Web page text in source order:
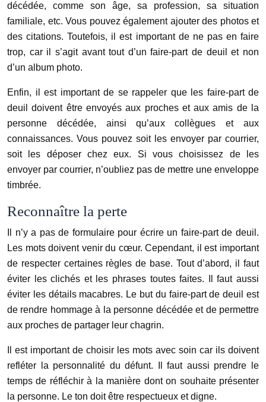
décédée, comme son âge, sa profession, sa situation
familiale, etc. Vous pouvez également ajouter des photos et
des citations. Toutefois, il est important de ne pas en faire
trop, car il s’agit avant tout d’un faire-part de deuil et non
d’un album photo.
Enfin, il est important de se rappeler que les faire-part de
deuil doivent être envoyés aux proches et aux amis de la
personne décédée, ainsi qu’aux collègues et aux
connaissances. Vous pouvez soit les envoyer par courrier,
soit les déposer chez eux. Si vous choisissez de les
envoyer par courrier, n’oubliez pas de mettre une enveloppe
timbrée.
Reconnaître la perte
Il n’y a pas de formulaire pour écrire un faire-part de deuil.
Les mots doivent venir du cœur. Cependant, il est important
de respecter certaines règles de base. Tout d’abord, il faut
éviter les clichés et les phrases toutes faites. Il faut aussi
éviter les détails macabres. Le but du faire-part de deuil est
de rendre hommage à la personne décédée et de permettre
aux proches de partager leur chagrin.
Il est important de choisir les mots avec soin car ils doivent
refléter la personnalité du défunt. Il faut aussi prendre le
temps de réfléchir à la manière dont on souhaite présenter
la personne. Le ton doit être respectueux et digne.